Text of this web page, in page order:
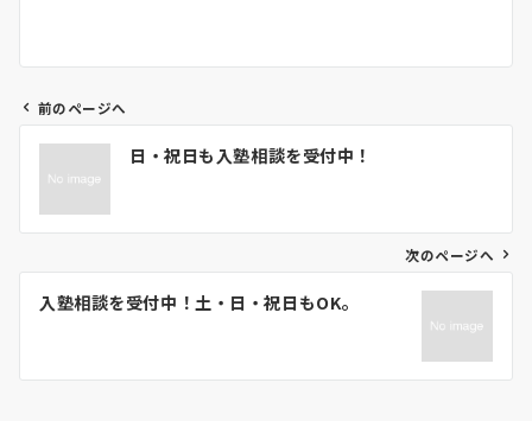
ビ
ン
前のページへ
日・祝日も入塾相談を受付中！
次のページへ
入塾相談を受付中！土・日・祝日もOK。